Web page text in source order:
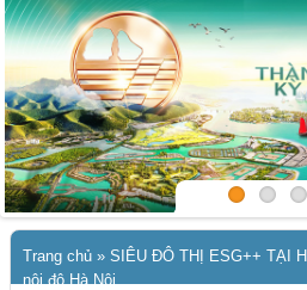
Trang chủ » SIÊU ĐÔ THỊ ESG++ TẠI
nội đô Hà Nội